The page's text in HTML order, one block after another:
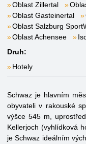
Oblast Zillertal
Oblast Gasteinertal
Oblast Salzburg
Oblast Achensee
Druh:
Hotely
Schwaz je hlavním
obyvateli v rakouské
výšce 545 m,
Kellerjoch (vyhlídková
je Schwaz ideálním